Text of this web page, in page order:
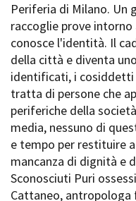
SERVIZI
Servizi generali
Location scouting
Spazi nella sede FCTP
Sala Casting
Sala Paolo Tenna
FILM FUNDS
Piemonte Film Tv Fund
Piemonte Film Tv
Development Fund
Piemonte Doc Film Fund
Periferia di Milano. Un
raccoglie prove intorno
conosce l'identità. Il
della città e diventa
identificati, i cosiddetti
tratta di persone che
periferiche della
media, nessuno di
e tempo per restituire
mancanza di dignità e
Sconosciuti Puri
Cattaneo,